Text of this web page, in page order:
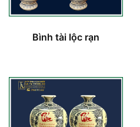
Bình tài lộc rạn